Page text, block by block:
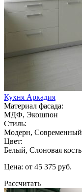
Кухня Аркадия
Материал фасада:
МДФ, Экошпон
Стиль:
Модерн, Современный
Цвет:
Белый, Слоновая кость
Цена: от 45 375 руб.
Рассчитать